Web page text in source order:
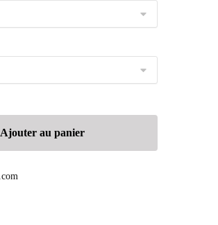
Ajouter au panier